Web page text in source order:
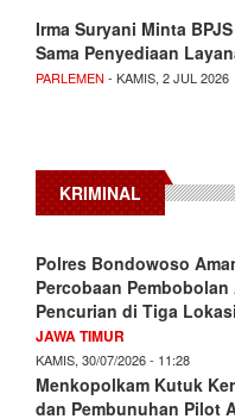
Irma Suryani Minta
Sama Penyediaan
PARLEMEN - KAMIS, 2 JUL 2026
KRIMINAL
Polres Bondowoso
Percobaan Pembobolan
Pencurian di Tiga Lokasi
JAWA TIMUR
KAMIS, 30/07/2026 - 11:28
Menkopolkam Kutuk
dan Pembunuhan Pilot